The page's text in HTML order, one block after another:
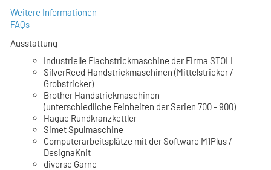
Weitere Informationen
FAQs
Ausstattung
Industrielle Flachstrickmaschine der Firma STOLL
SilverReed Handstrickmaschinen (Mittelstricker /
Grobstricker)
Brother Handstrickmaschinen
(unterschiedliche Feinheiten der Serien 700 - 900)
Hague Rundkranzkettler
Simet Spulmaschine
Computerarbeitsplätze mit der Software M1Plus /
DesignaKnit
diverse Garne